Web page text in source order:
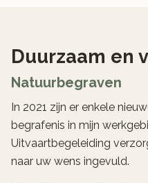
Duurzaam en
Natuurbegraven
In 2021 zijn er enkele
begrafenis in mijn
Uitvaartbegeleiding
naar uw wens ingevuld.